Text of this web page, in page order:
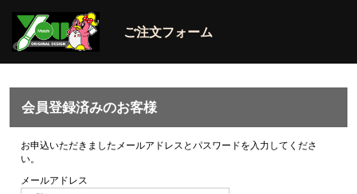
ご注文フォーム
会員登録済みのお客様
お申込いただきましたメールアドレスとパスワードを入力してくださ
い。
メールアドレス